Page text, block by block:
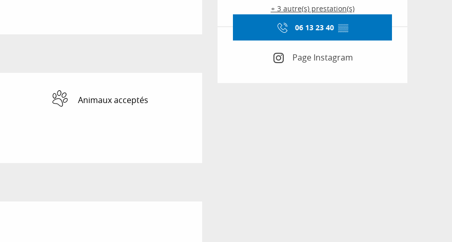
+ 3 autre(s) prestation(s)
06 13 23 40 ▒▒
Page Instagram
Animaux acceptés